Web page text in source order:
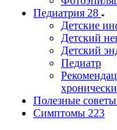
Педиатрия 28
Детские
Детский
Детский
Педиатр
Полезные советы
Симптомы 223